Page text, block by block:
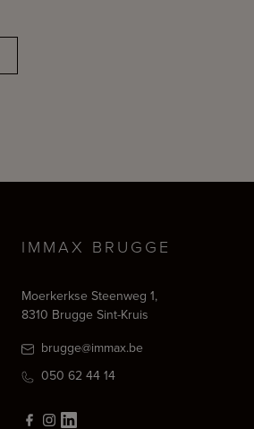
IMMAX BRUGGE
Moerkerkse Steenweg 1,
8310 Brugge Sint-Kruis
brugge@immax.be
050 62 44 14